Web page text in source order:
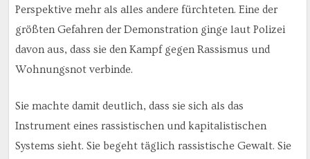
Perspektive mehr als alles andere fürchteten. Eine der
größten Gefahren der Demonstration ginge laut Polizei
davon aus, dass sie den Kampf gegen Rassismus und
Wohnungsnot verbinde.
Sie machte damit deutlich, dass sie sich als das
Instrument eines rassistischen und kapitalistischen
Systems sieht. Sie begeht täglich rassistische Gewalt. Sie